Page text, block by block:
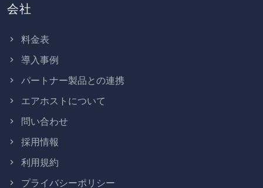
会社
料金表
導入事例
パートナー製品との連携
エアホストについて
問い合わせ
採用情報
利用規約
プライバシーポリシー